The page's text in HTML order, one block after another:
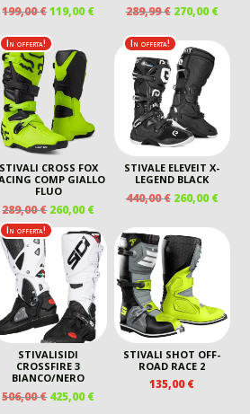
€.
199,00€IL
ORIGINALE
ERA:
199,00 €.
119,00€IL
ATTUALE
119,00 €.
289,99€ IL
ORIGINALE
ERA:
289,99 €.
270,00€IL
€.
In offerta!
STIVALI CROSS FOX
COMP GIALLO
FLUO
289,00€ IL
PREZZO
ORIGINALE
ERA:
289,00 €.
260,00€IL
PREZZO
ATTUALE
È:
260,00 €.
In offerta!
STIVALE ELEVEIT X-
LEGEND BLACK
440,00€ IL
ORIGINALE
ERA:
440,00 €.
260,00€IL
In offerta!
STIVALISIDI
CROSSFIRE 3
BIANCO/NERO
506,00€ IL
425,00€IL
STIVALI SHOT OFF-
ROAD RACE 2
135,00€